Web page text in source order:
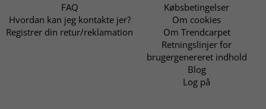
FAQ
Hvordan kan jeg kontakte jer?
Registrer din retur/reklamation
Købsbetingelser
Om cookies
Om Trendcarpet
Retningslinjer for
brugergenereret indhold
Blog
Log på